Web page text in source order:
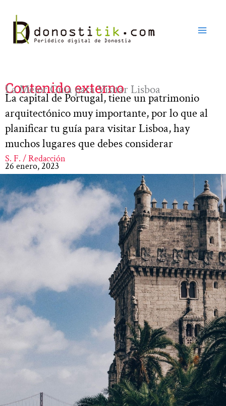
contenido
Contenido externo
La Mejor Guía para Visitar Lisboa
La capital de Portugal, tiene un patrimonio
arquitectónico muy importante, por lo que al
planificar tu guía para visitar Lisboa, hay
muchos lugares que debes considerar
S. F. / Redacción
26 enero, 2023